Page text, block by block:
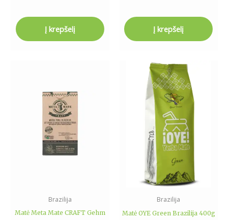
Į krepšelį Į krepšelį
Brazilija
Matė Meta Mate CRAFT Gehm
Brazilija
Matė OYE Green Brazilija 400g